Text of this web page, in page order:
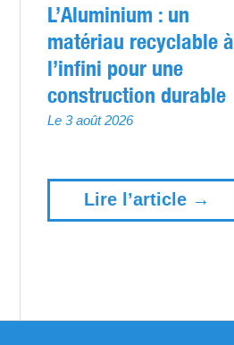
L’Aluminium : un
matériau recyclable à
l’infini pour une
construction durable
Le 3 août 2026
Lire l’article →